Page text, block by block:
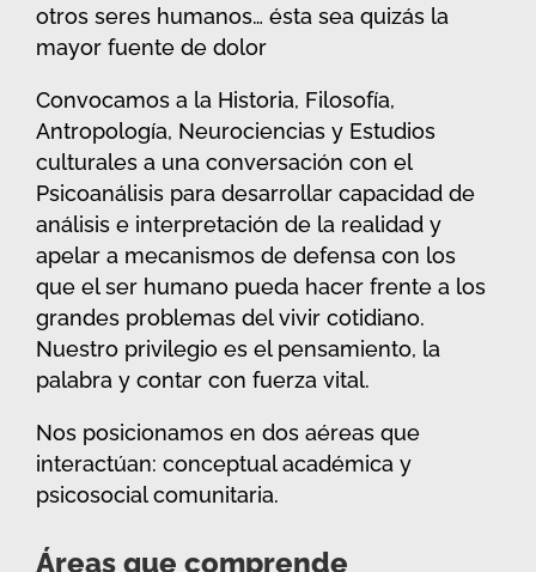
otros seres humanos… ésta sea quizás la
mayor fuente de dolor
Convocamos a la Historia, Filosofía,
Antropología, Neurociencias y Estudios
culturales a una conversación con el
Psicoanálisis para desarrollar capacidad de
análisis e interpretación de la realidad y
apelar a mecanismos de defensa con los
que el ser humano pueda hacer frente a los
grandes problemas del vivir cotidiano.
Nuestro privilegio es el pensamiento, la
palabra y contar con fuerza vital.
Nos posicionamos en dos aéreas que
interactúan: conceptual académica y
psicosocial comunitaria.
Áreas que comprende